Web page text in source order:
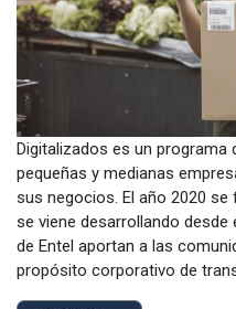
Digitalizados es un programa
pequeñas y medianas
sus negocios. El año 2020
se viene desarrollando
de Entel aportan a las
propósito corporativo de